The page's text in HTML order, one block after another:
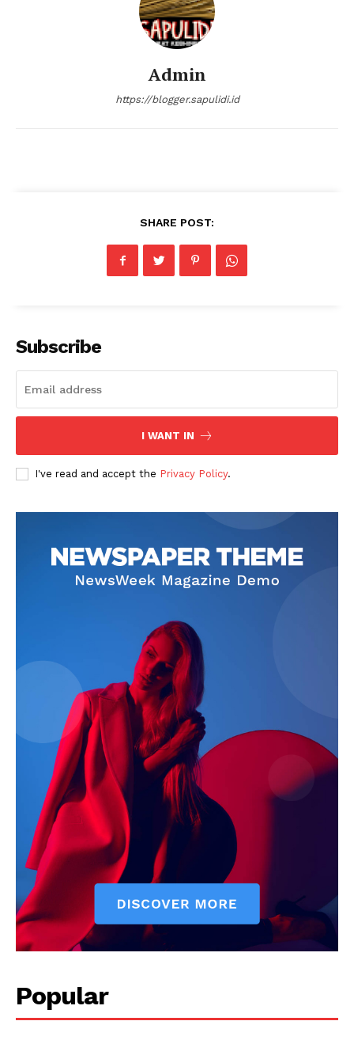
Admin
https://blogger.sapulidi.id
SHARE POST:
Subscribe
I WANT IN
I've read and accept the Privacy Policy.
Popular